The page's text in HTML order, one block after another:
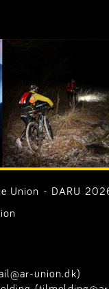
Union - DARU
union.dk)